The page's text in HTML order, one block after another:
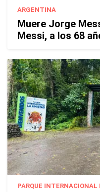
ARGENTINA
Muere Jorge
Messi, a los 68
PARQUE